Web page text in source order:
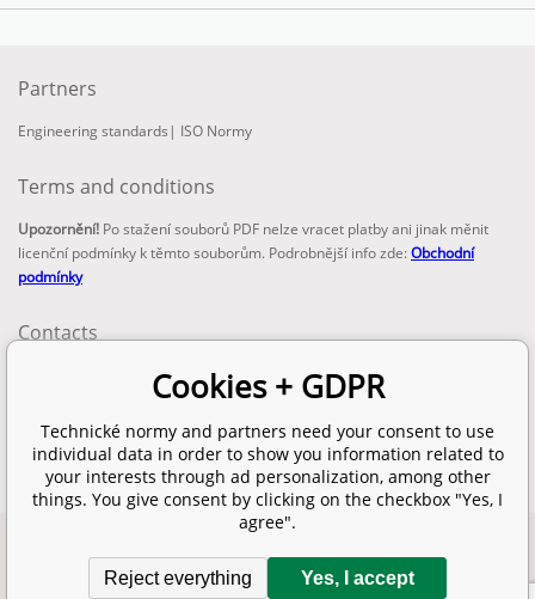
Partners
Engineering standards | ISO Normy
Terms and conditions
Upozornění! Po stažení souborů PDF nelze vracet platby ani jinak měnit
licenční podmínky k těmto souborům. Podrobnější info zde:Obchodní
podmínky
Contacts
info@technickenormy.cz
obchod@technickenormy.cz
Telefon:
+420 377 387 684
SITEMAP
Ecommerce solutionsBINARGON.cz
Cookies + GDPR
Technické normy and partners need your consent to use
individual data in order to show you information related to
your interests through ad personalization, among other
things. You give consent by clicking on the checkbox "Yes, I
agree".
Reject everything Yes, I accept